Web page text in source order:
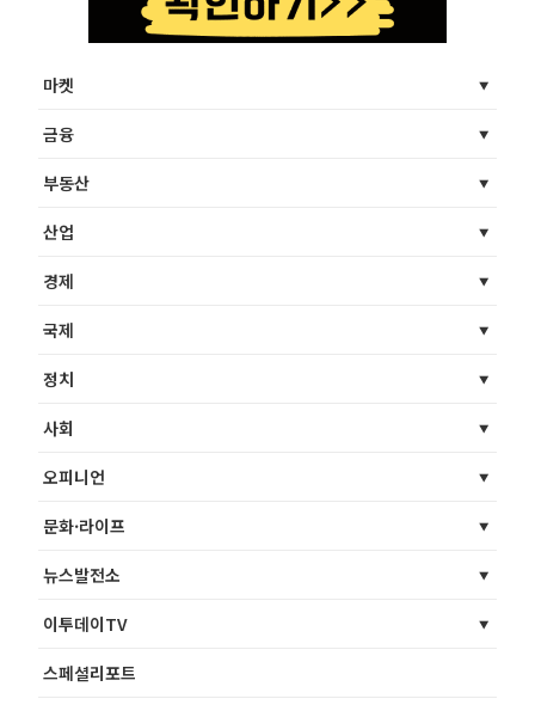
마켓
금융
부동산
산업
경제
국제
정치
사회
오피니언
문화·라이프
뉴스발전소
이투데이TV
스페셜리포트